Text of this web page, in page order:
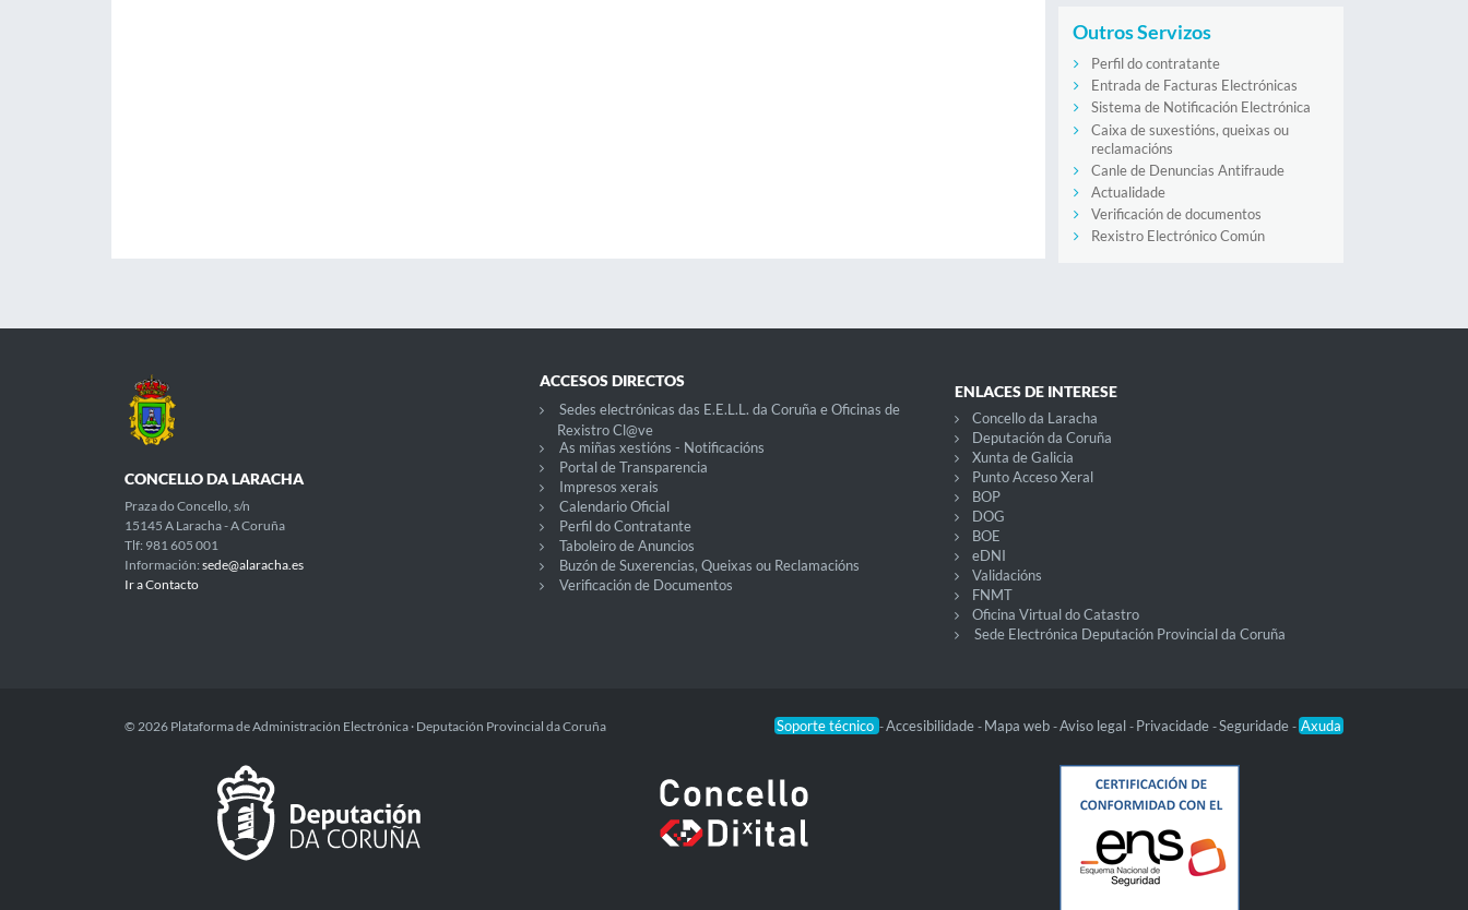
Outros Servizos
Perfil do contratante
Entrada de Facturas Electrónicas
Sistema de Notificación Electrónica
Caixa de suxestións, queixas ou
reclamacións
Canle de Denuncias Antifraude
Actualidade
Verificación de documentos
Rexistro Electrónico Común
CONCELLO DA LARACHA
Praza do Concello, s/n
15145 A Laracha - A Coruña
Tlf: 981 605 001
Información: sede@alaracha.es
Ir a Contacto
ACCESOS DIRECTOS
Sedes electrónicas das E.E.L.L. da Coruña e Oficinas de
Rexistro Cl@ve
As miñas xestións - Notificacións
Portal de Transparencia
Impresos xerais
Calendario Oficial
Perfil do Contratante
Taboleiro de Anuncios
Buzón de Suxerencias, Queixas ou Reclamacións
Verificación de Documentos
ENLACES DE INTERESE
Concello da Laracha
Deputación da Coruña
Xunta de Galicia
Punto Acceso Xeral
BOP
DOG
BOE
eDNI
Validacións
FNMT
Oficina Virtual do Catastro
Sede Electrónica Deputación Provincial da Coruña
Soporte técnico -Accesibilidade - Mapa web -Aviso legal - Privacidade -Seguridade - Axuda
© 2026 Plataforma de Administración Electrónica · Deputación Provincial da Coruña